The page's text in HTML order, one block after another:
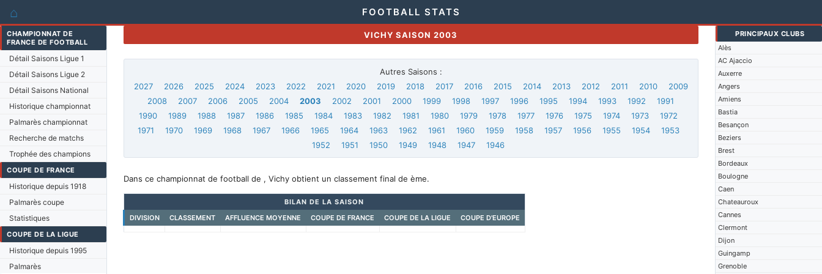
⌂ FOOTBALL STATS
CHAMPIONNAT DE
FRANCE DE FOOTBALL
Détail Saisons Ligue 1
Détail Saisons Ligue 2
Détail Saisons National
Historique championnat
Palmarès championnat
Recherche de matchs
Trophée des champions
COUPE DE FRANCE
Historique depuis 1918
Palmarès coupe
Statistiques
COUPE DE LA LIGUE
Historique depuis 1995
Palmarès
PRINCIPAUX CLUBS
Alès
AC Ajaccio
Auxerre
Angers
Amiens
Bastia
Besançon
Beziers
Brest
Bordeaux
Boulogne
Caen
Chateauroux
Cannes
Clermont
Dijon
Guingamp
Grenoble
VICHY SAISON 2003
Autres Saisons :
2027
2026 2025 2024 2023 2022 2021 2020 2019 2018 2017 2016 2015 2014 2013 2012 2011 2010
2009
2008
2007 2006 2005 2004 2003 2002 2001 2000 1999 1998 1997 1996 1995 1994 1993 1992
1991
1990
1989 1988 1987 1986 1985 1984 1983 1982 1981 1980 1979 1978 1977 1976 1975 1974 1973
1972
1971
1970 1969 1968 1967 1966 1965 1964 1963 1962 1961 1960 1959 1958 1957 1956 1955 1954
1953
1952
1951 1950 1949 1948 1947 1946
Dans ce championnat de football de , Vichy obtient un classement final de ème.
BILAN DE LA SAISON
DIVISION
CLASSEMENT AFFLUENCE MOYENNE COUPE DE FRANCE COUPE DE LA LIGUE COUPE D'EUROPE